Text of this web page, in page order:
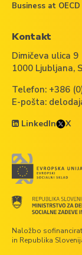
Naložbo
in Republika
Business at OECD
Kontakt
Dimičeva ulica 9
1000 Ljubljana,
Telefon: +386
E-pošta:
LinkedIn X